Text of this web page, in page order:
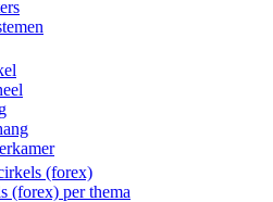
(forex)
(forex) per thema